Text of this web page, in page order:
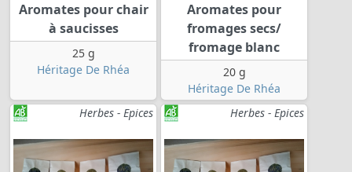
Aromates pour chair
à saucisses
25 g
Héritage De Rhéa
Aromates pour
fromages secs/
fromage blanc
20 g
Héritage De Rhéa
Herbes - Epices
Herbes - Epices